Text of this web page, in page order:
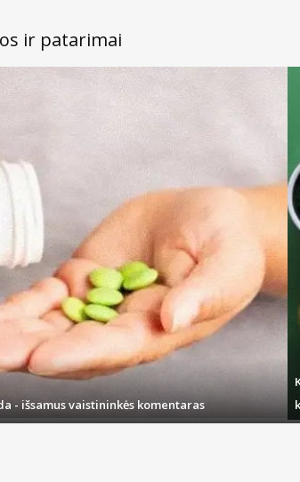
ir patarimai
- išsamus vaistininkės komentaras